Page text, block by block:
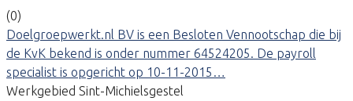
(0)
Doelgroepwerkt.nl BV is een Besloten Vennootschap die bij
de KvK bekend is onder nummer 64524205. De payroll
specialist is opgericht op 10-11-2015…
Werkgebied Sint-Michielsgestel